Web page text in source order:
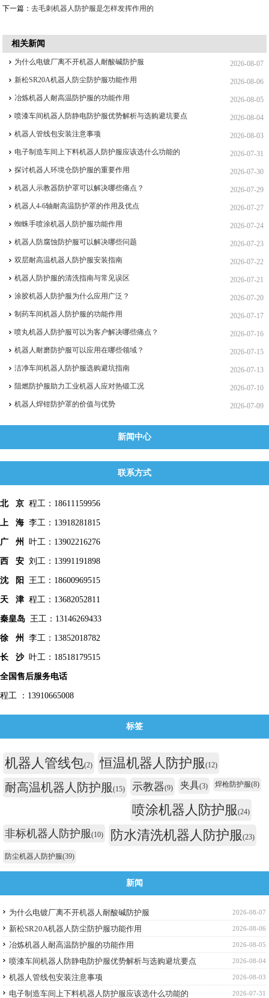
下一篇：去毛刺机器人防护服是怎样发挥作用的
相关新闻
2026-08-07
为什么电镀厂离不开机器人耐酸碱防护服
2026-08-06
新松SR20A机器人防尘防护服功能作用
2026-08-05
冶炼机器人耐高温防护服的功能作用
2026-08-04
喷漆车间机器人防静电防护服优势解析与选购避坑要点
2026-08-03
机器人管线包安装注意事项
2026-07-31
电子制造车间上下料机器人防护服应该选什么功能的
2026-07-30
探讨机器人环境仓防护服的重要作用
2026-07-29
机器人示教器防护罩可以解决哪些痛点？
2026-07-27
机器人4-6轴耐高温防护罩的作用及优点
2026-07-24
蜘蛛手喷涂机器人防护服功能作用
2026-07-23
机器人防腐蚀防护服可以解决哪些问题
2026-07-22
双层耐高温机器人防护服安装指南
2026-07-21
机器人防护服的清洗指南与常见误区
2026-07-20
涂胶机器人防护服为什么应用广泛？
2026-07-17
制药车间机器人防护服的功能作用
2026-07-16
喷丸机器人防护服可以为客户解决哪些痛点？
2026-07-15
机器人耐磨防护服可以应用在哪些领域？
2026-07-13
洁净车间机器人防护服选购避坑指南
2026-07-10
阻燃防护服助力工业机器人应对热锻工况
2026-07-09
机器人焊钳防护罩的价值与优势
新闻中心
联系方式
北 京 程工：18611159956
上 海 李工：13918281815
广 州 叶工：13902216276
西 安 刘工：13991191898
沈 阳 王工：18600969515
天 津 程工：13682052811
秦皇岛 王工：13146269433
徐 州 李工：13852018782
长 沙叶工：18518179515
全国售后服务电话
程工 ：13910665008
标签
机器人管线包(2) 恒温机器人防护服(12)
耐高温机器人防护服(15) 示教器(9) 夹具(3) 焊枪防护服(8)
喷涂机器人防护服(24)
非标机器人防护服(10) 防水清洗机器人防护服(23)
防尘机器人防护服(39)
新闻
2026-08-07
为什么电镀厂离不开机器人耐酸碱防护服
2026-08-06
新松SR20A机器人防尘防护服功能作用
2026-08-05
冶炼机器人耐高温防护服的功能作用
2026-08-04
喷漆车间机器人防静电防护服优势解析与选购避坑要点
2026-08-03
机器人管线包安装注意事项
2026-07-31
电子制造车间上下料机器人防护服应该选什么功能的